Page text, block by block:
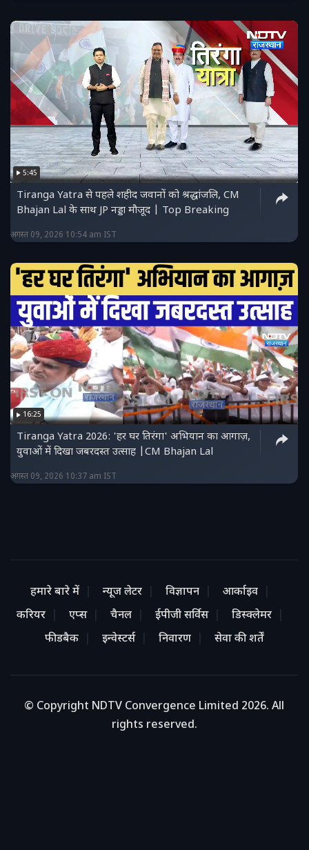
5:45
Tiranga Yatra से पहले शहीद जवानों को श्रद्धांजलि, CM
Bhajan Lal के साथ JP नड्डा मौजूद | Top Breaking
अगस्त 09, 2026 10:54 am IST
16:25
Tiranga Yatra 2026: 'हर घर तिरंगा' अभियान का आगाज़,
युवाओं में दिखा जबरदस्त उत्साह |CM Bhajan Lal
अगस्त 09, 2026 10:37 am IST
हमारे बारे में न्यूज लेटर विज्ञापन
आर्काइव
करियर
एप्स चैनल ईपीजी सर्विस
डिस्क्लेमर
फीडबैक
इन्वेस्टर्स निवारण सेवा की शर्तें
© Copyright NDTV Convergence Limited 2026. All
rights reserved.